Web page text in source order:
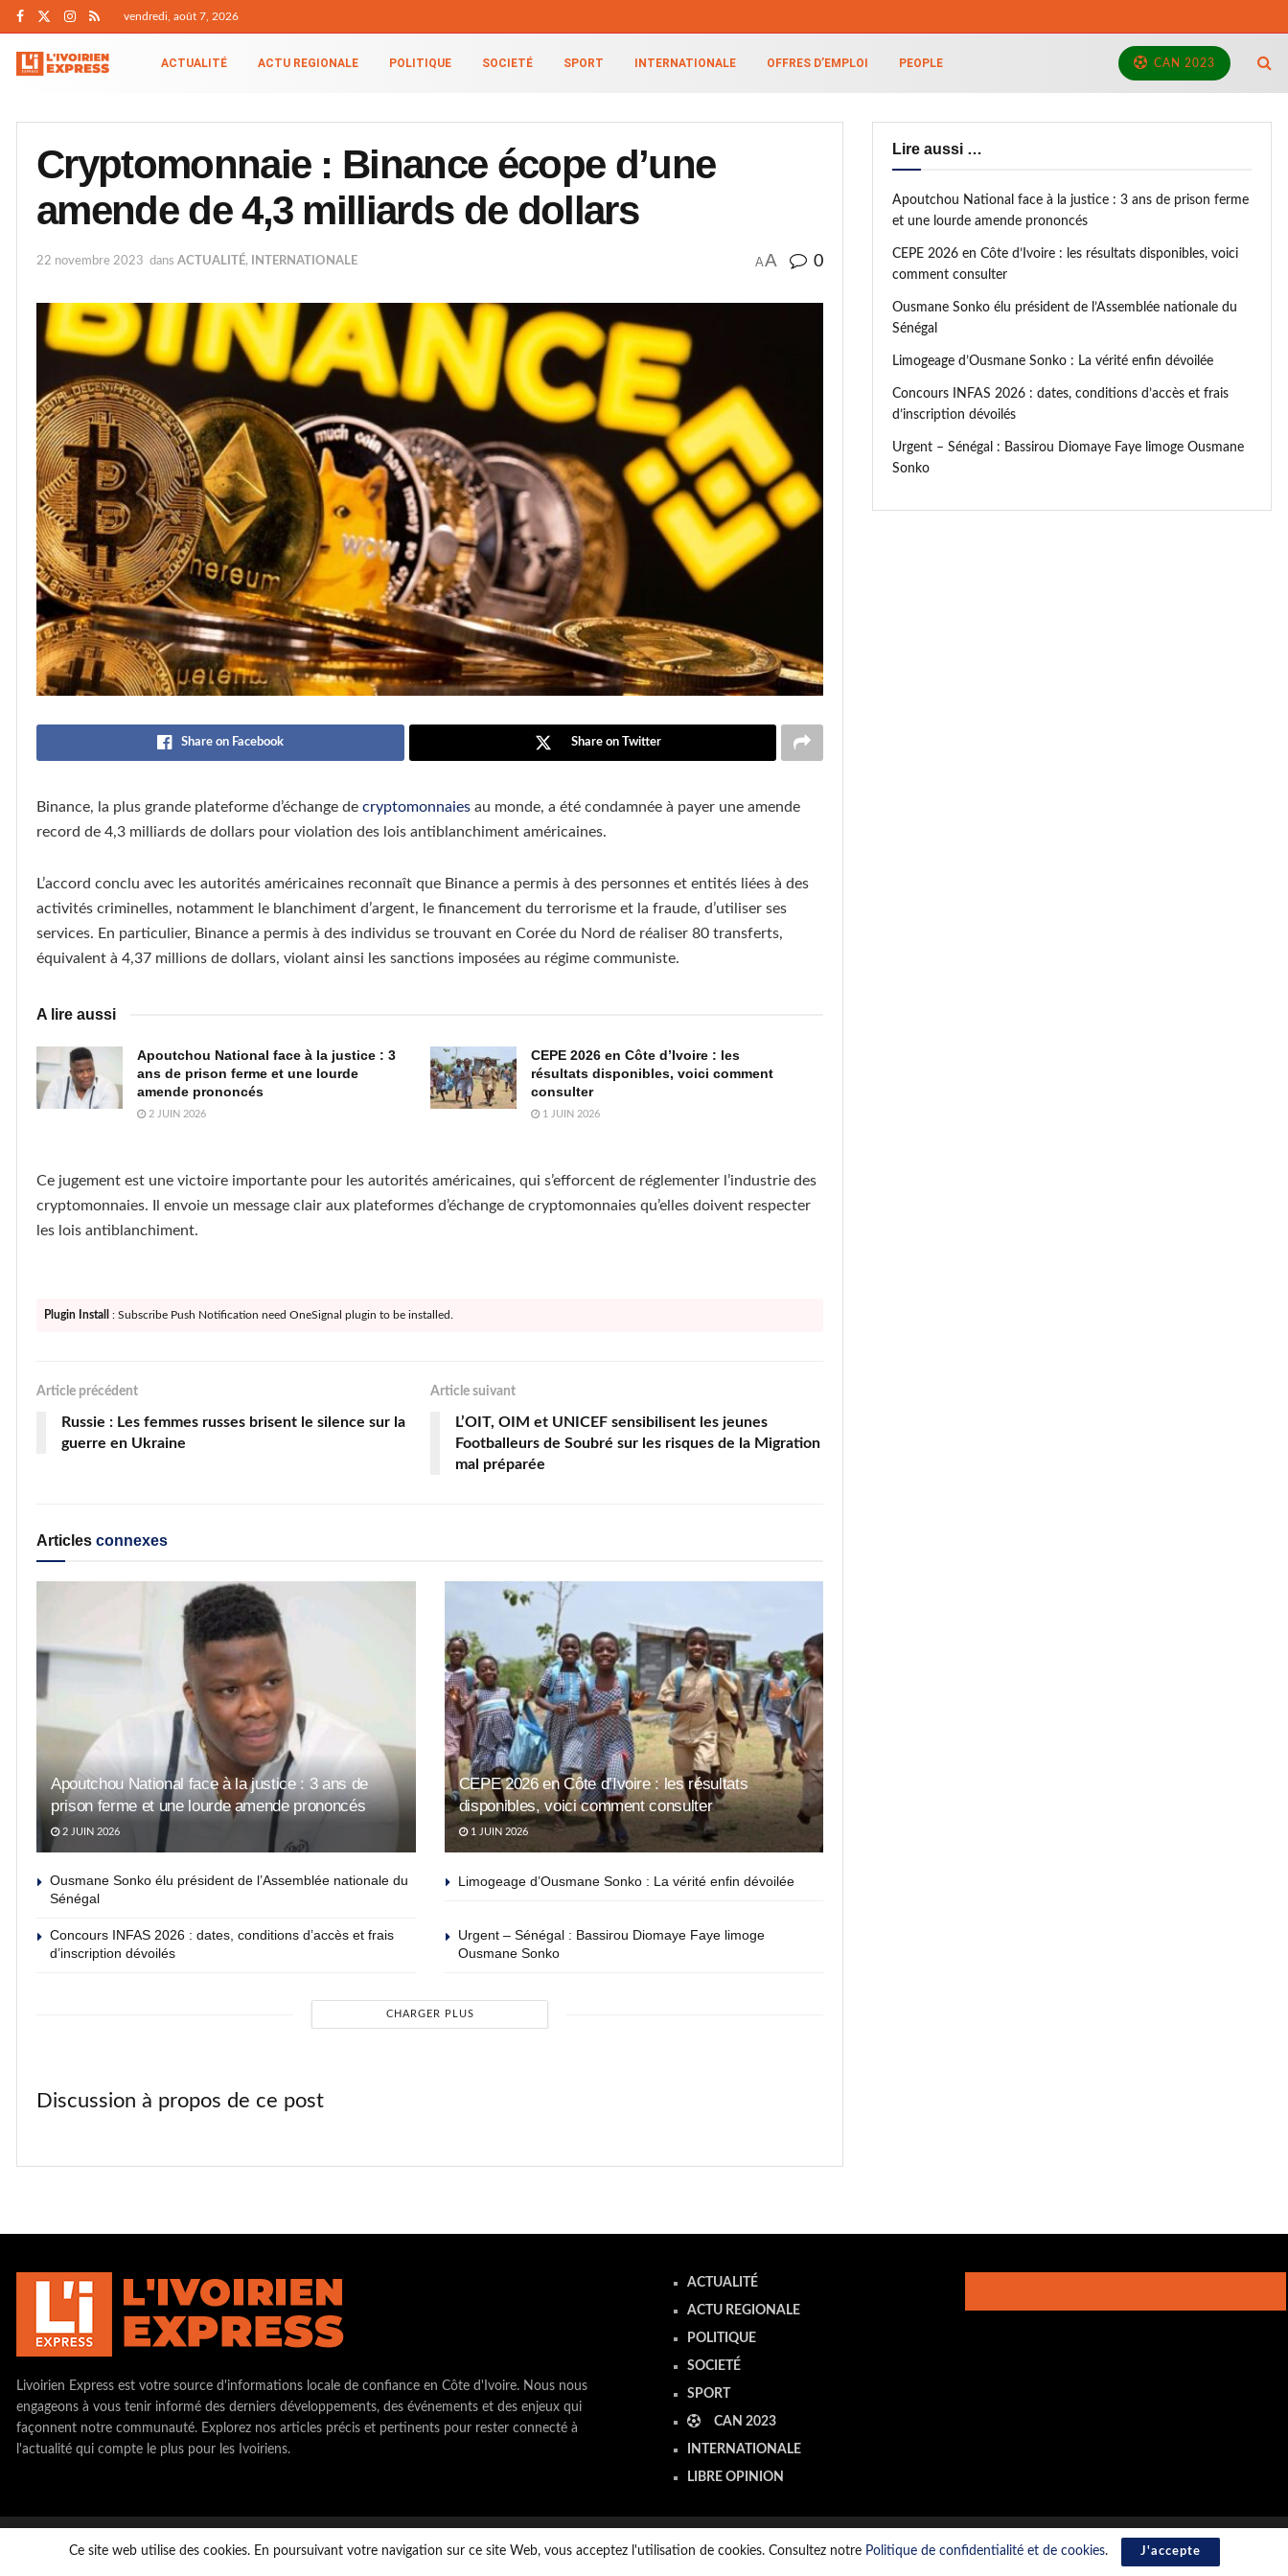
vendredi, août 7, 2026
ACTUALITÉ ACTU REGIONALE POLITIQUE SOCIETÉ SPORT INTERNATIONALE OFFRES D’EMPLOI PEOPLE CAN 2023
Cryptomonnaie : Binance écope d’une
amende de 4,3 milliards de dollars
22 novembre 2023 dans ACTUALITÉ, INTERNATIONALE AA 0
Share on Facebook Share on Twitter
Binance, la plus grande plateforme d’échange de cryptomonnaies au monde, a été condamnée à payer une amende
record de 4,3 milliards de dollars pour violation des lois antiblanchiment américaines.
L’accord conclu avec les autorités américaines reconnaît que Binance a permis à des personnes et entités liées à des
activités criminelles, notamment le blanchiment d’argent, le financement du terrorisme et la fraude, d’utiliser ses
services. En particulier, Binance a permis à des individus se trouvant en Corée du Nord de réaliser 80 transferts,
équivalent à 4,37 millions de dollars, violant ainsi les sanctions imposées au régime communiste.
A lire aussi
Apoutchou National face à la justice : 3
ans de prison ferme et une lourde
amende prononcés
2 JUIN 2026
CEPE 2026 en Côte d’Ivoire : les
résultats disponibles, voici comment
consulter
1 JUIN 2026
Ce jugement est une victoire importante pour les autorités américaines, qui s’efforcent de réglementer l’industrie des
cryptomonnaies. Il envoie un message clair aux plateformes d’échange de cryptomonnaies qu’elles doivent respecter
les lois antiblanchiment.
Plugin Install : Subscribe Push Notification need OneSignal plugin to be installed.
Article précédent
Russie : Les femmes russes brisent le silence sur la
guerre en Ukraine
Article suivant
L’OIT, OIM et UNICEF sensibilisent les jeunes
Footballeurs de Soubré sur les risques de la Migration
mal préparée
Articles connexes
Apoutchou National face à la justice : 3 ans de
prison ferme et une lourde amende prononcés
2 JUIN 2026
CEPE 2026 en Côte d’Ivoire : les résultats
disponibles, voici comment consulter
1 JUIN 2026
Ousmane Sonko élu président de l’Assemblée nationale du
Sénégal
Limogeage d’Ousmane Sonko : La vérité enfin dévoilée
Concours INFAS 2026 : dates, conditions d’accès et frais
d’inscription dévoilés
Urgent – Sénégal : Bassirou Diomaye Faye limoge
Ousmane Sonko
CHARGER PLUS
Discussion à propos de ce post
Lire aussi …
Apoutchou National face à la justice : 3 ans de prison ferme
et une lourde amende prononcés
CEPE 2026 en Côte d’Ivoire : les résultats disponibles, voici
comment consulter
Ousmane Sonko élu président de l’Assemblée nationale du
Sénégal
Limogeage d’Ousmane Sonko : La vérité enfin dévoilée
Concours INFAS 2026 : dates, conditions d’accès et frais
d’inscription dévoilés
Urgent – Sénégal : Bassirou Diomaye Faye limoge Ousmane
Sonko
Livoirien Express est votre source d'informations locale de confiance en Côte d'Ivoire. Nous nous
engageons à vous tenir informé des derniers développements, des événements et des enjeux qui
façonnent notre communauté. Explorez nos articles précis et pertinents pour rester connecté à
l'actualité qui compte le plus pour les Ivoiriens.
ACTUALITÉ
ACTU REGIONALE
POLITIQUE
SOCIETÉ
SPORT
CAN 2023
INTERNATIONALE
LIBRE OPINION
Copyright © LivoirienExpress 2023. tous droits réservés
Ce site web utilise des cookies. En poursuivant votre navigation sur ce site Web, vous acceptez l'utilisation de cookies. Consultez notre Politique de confidentialité et de cookies. J'accepte